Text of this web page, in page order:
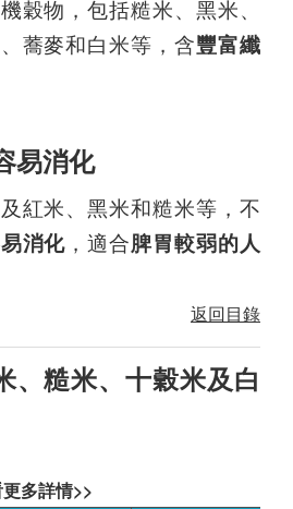
穀物，包括糙米、黑米、
蕎麥和白米等，含豐富纖
易消化
紅米、黑米和糙米等，不
消化 ，適合脾胃較弱的人
返回目錄
、糙米、十穀米及白
多詳情>>